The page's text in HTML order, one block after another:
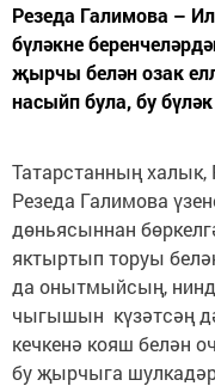
Резеда Галимова –
бүләкне
җырчы белән озак
насыйп була, бу
Татарстанның халык,
Резеда Галимова
дөньясыннан
яктыртып торуы
да онытмыйсың,
чыгышын күзәтсәң
кечкенә кояш белән
бу җырчыга шулкадәр